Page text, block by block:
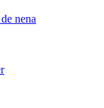
nena